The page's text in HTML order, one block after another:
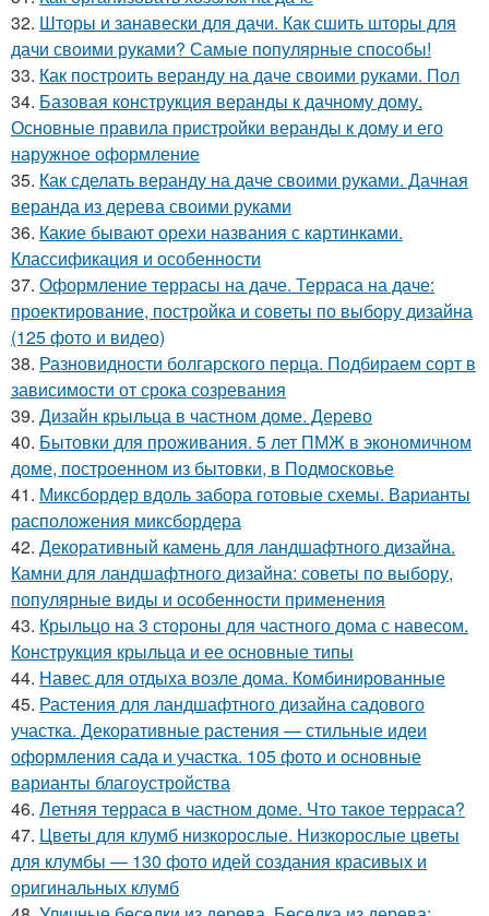
32. Шторы и занавески для дачи. Как сшить шторы для
дачи своими руками? Самые популярные способы!
33. Как построить веранду на даче своими руками. Пол
34. Базовая конструкция веранды к дачному дому.
Основные правила пристройки веранды к дому и его
наружное оформление
35. Как сделать веранду на даче своими руками. Дачная
веранда из дерева своими руками
36. Какие бывают орехи названия с картинками.
Классификация и особенности
37. Оформление террасы на даче. Терраса на даче:
проектирование, постройка и советы по выбору дизайна
(125 фото и видео)
38. Разновидности болгарского перца. Подбираем сорт в
зависимости от срока созревания
39. Дизайн крыльца в частном доме. Дерево
40. Бытовки для проживания. 5 лет ПМЖ в экономичном
доме, построенном из бытовки, в Подмосковье
41. Миксбордер вдоль забора готовые схемы. Варианты
расположения миксбордера
42. Декоративный камень для ландшафтного дизайна.
Камни для ландшафтного дизайна: советы по выбору,
популярные виды и особенности применения
43. Крыльцо на 3 стороны для частного дома с навесом.
Конструкция крыльца и ее основные типы
44. Навес для отдыха возле дома. Комбинированные
45. Растения для ландшафтного дизайна садового
участка. Декоративные растения — стильные идеи
оформления сада и участка. 105 фото и основные
варианты благоустройства
46. Летняя терраса в частном доме. Что такое терраса?
47. Цветы для клумб низкорослые. Низкорослые цветы
для клумбы — 130 фото идей создания красивых и
оригинальных клумб